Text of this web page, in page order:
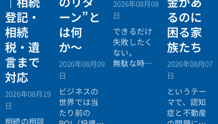
登記・
相続
税・遺
言まで
対応
2026年08月19
日
相続の相談
ーン”と
は何
か〜
2026年08月09
日
ビジネスの
世界では当
たり前の
2026年08月08
日
できるだけ
失敗したく
ない。
無駄な時間
るのに
困る家
族たち
2026年08月07
日
というテー
マで、認知
症と不動産